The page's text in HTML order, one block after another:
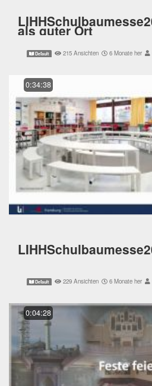
als guter Ort
Default 215 Ansichten 6 Monate her
0:34:38
Default 229 Ansichten 6 Monate her
0:04:28